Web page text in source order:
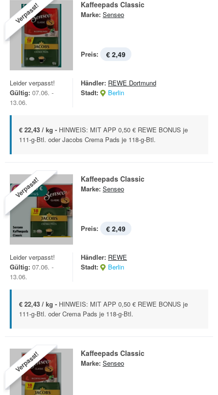
Verpasst! Kaffeepads Classic
Marke: Senseo
Preis: € 2,49
Leider verpasst!
Gültig: 07.06. -
13.06.
Händler: REWE Dortmund
Stadt:
Berlin
€ 22,43 / kg - HINWEIS: MIT APP 0,50 € REWE BONUS je
111-g-Btl. oder Jacobs Crema Pads je 118-g-Btl.
Verpasst! Kaffeepads Classic
Marke: Senseo
Preis: € 2,49
Leider verpasst!
Gültig: 07.06. -
13.06.
Händler: REWE
Stadt:
Berlin
€ 22,43 / kg - HINWEIS: MIT APP 0,50 € REWE BONUS je
111-g-Btl. oder Crema Pads je 118-g-Btl.
Verpasst! Kaffeepads Classic
Marke: Senseo